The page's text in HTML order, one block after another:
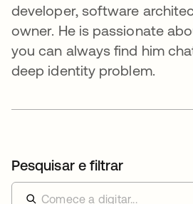
developer, software
owner. He is passionate
you can always find him
deep identity problem.
Pesquisar e filtrar